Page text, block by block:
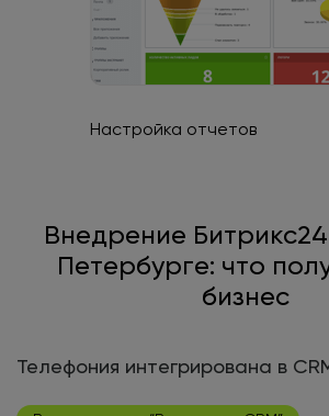
Настройка отчетов
Внедрение
Петербурге: что
бизнес
Телефония интегрирована в